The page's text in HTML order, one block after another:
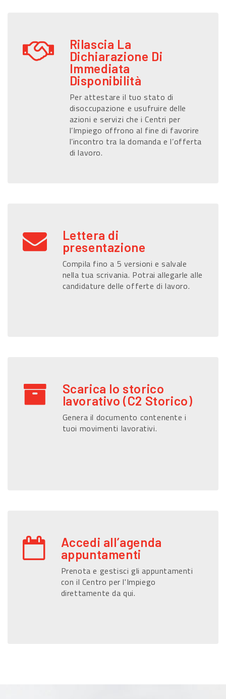
Rilascia La
Dichiarazione Di
Immediata
Disponibilità
Per attestare il tuo stato di
disoccupazione e usufruire delle
azioni e servizi che i Centri per
l’Impiego offrono al fine di favorire
l’incontro tra la domanda e l’offerta
di lavoro.
Lettera di
presentazione
Compila fino a 5 versioni e salvale
nella tua scrivania. Potrai allegarle alle
candidature delle offerte di lavoro.
Scarica lo storico
lavorativo (C2 Storico)
Genera il documento contenente i
tuoi movimenti lavorativi.
Accedi all’agenda
appuntamenti
Prenota e gestisci gli appuntamenti
con il Centro per l'Impiego
direttamente da qui.